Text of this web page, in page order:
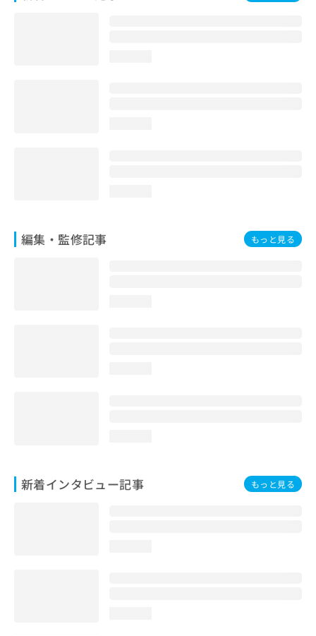
編集・監修記事 もっと見る
新着インタビュー記事 もっと見る